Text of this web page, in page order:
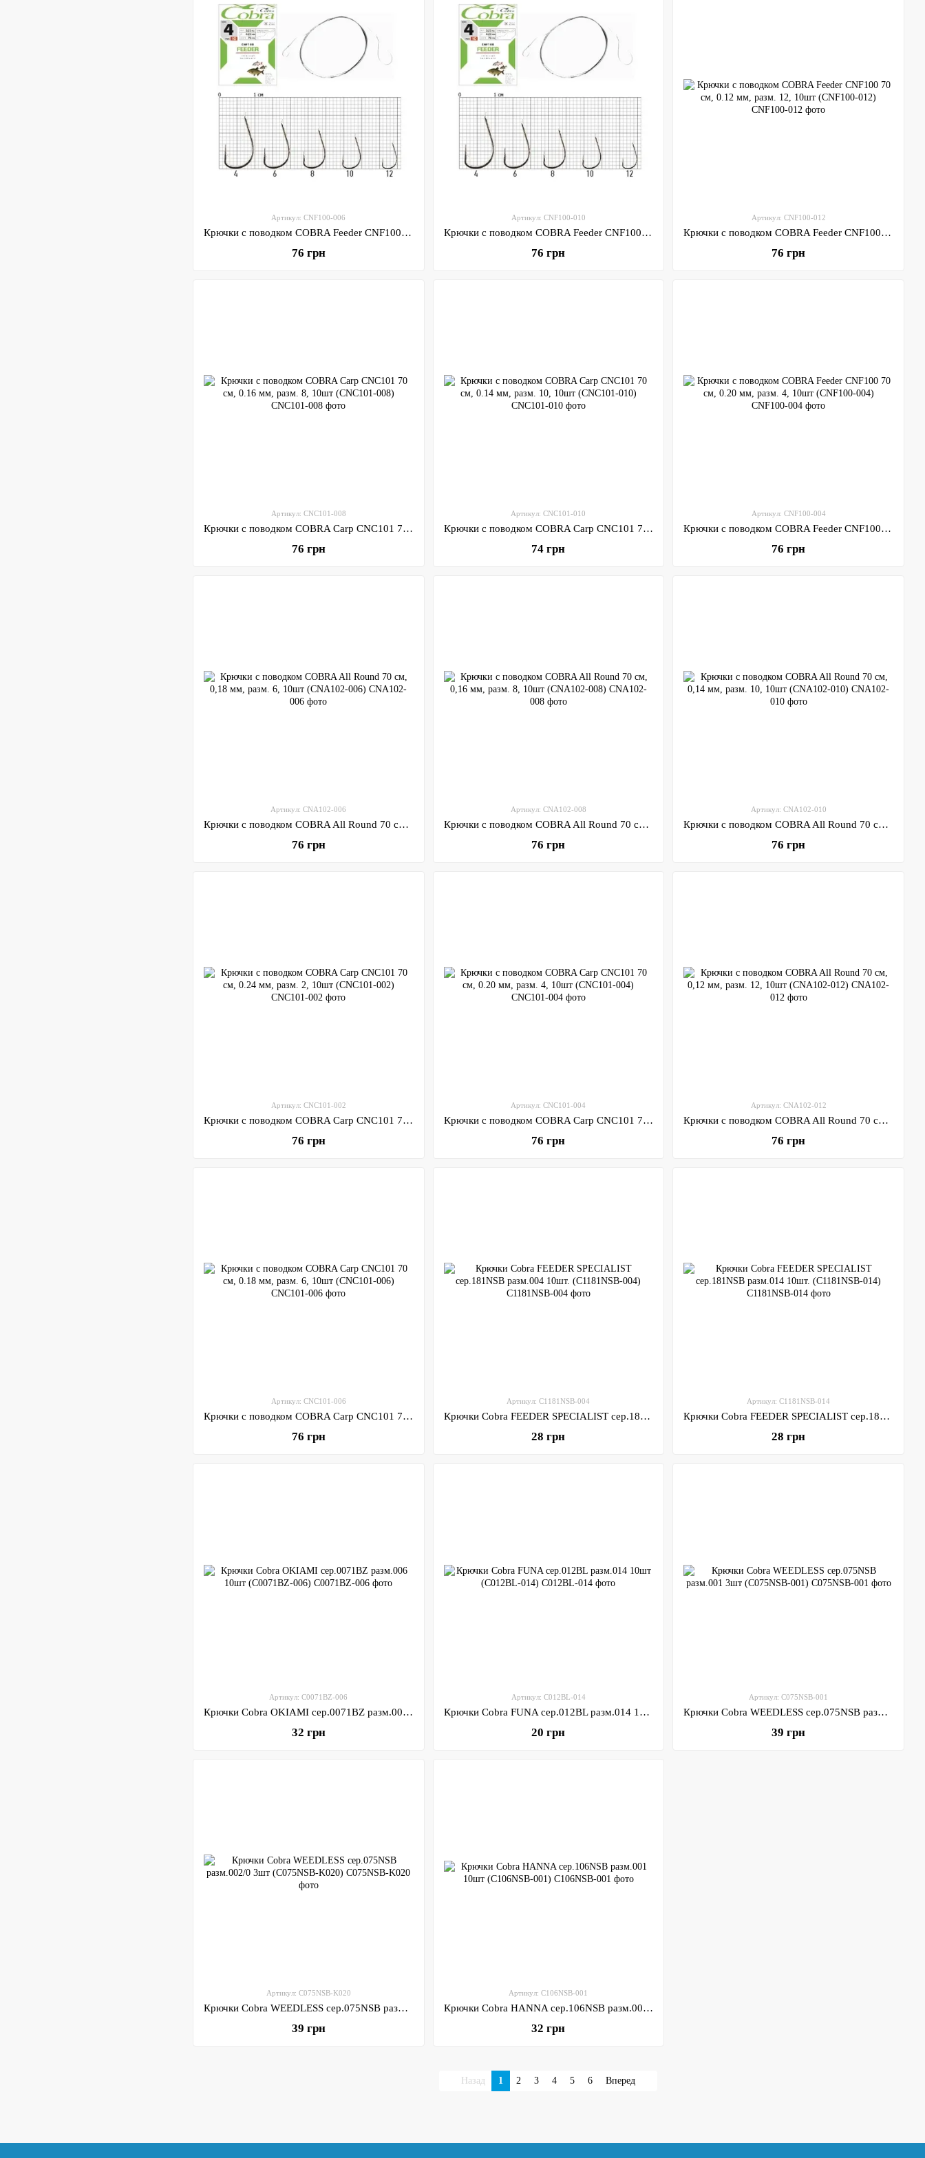
Артикул: CNF100-006
Крючки с поводком COBRA Feeder CNF100 70 см, 0.18 мм, разм. 6, 10шт (CNF100-006)
76 грн
Артикул: CNF100-010
Крючки с поводком COBRA Feeder CNF100 70 см, 0.14 мм, разм. 10, 10шт (CNF100-010)
76 грн
Артикул: CNF100-012
Крючки с поводком COBRA Feeder CNF100 70 см, 0.12 мм, разм. 12, 10шт (CNF100-012)
76 грн
Артикул: CNC101-008
Крючки с поводком COBRA Carp CNC101 70 см, 0.16 мм, разм. 8, 10шт (CNC101-008)
76 грн
Артикул: CNC101-010
Крючки с поводком COBRA Carp CNC101 70 см, 0.14 мм, разм. 10, 10шт (CNC101-010)
74 грн
Артикул: CNF100-004
Крючки с поводком COBRA Feeder CNF100 70 см, 0.20 мм, разм. 4, 10шт (CNF100-004)
76 грн
Артикул: CNA102-006
Крючки с поводком COBRA All Round 70 см, 0,18 мм, разм. 6, 10шт (CNA102-006)
76 грн
Артикул: CNA102-008
Крючки с поводком COBRA All Round 70 см, 0,16 мм, разм. 8, 10шт (CNA102-008)
76 грн
Артикул: CNA102-010
Крючки с поводком COBRA All Round 70 см, 0,14 мм, разм. 10, 10шт (CNA102-010)
76 грн
Артикул: CNC101-002
Крючки с поводком COBRA Carp CNC101 70 см, 0.24 мм, разм. 2, 10шт (CNC101-002)
76 грн
Артикул: CNC101-004
Крючки с поводком COBRA Carp CNC101 70 см, 0.20 мм, разм. 4, 10шт (CNC101-004)
76 грн
Артикул: CNA102-012
Крючки с поводком COBRA All Round 70 см, 0,12 мм, разм. 12, 10шт (CNA102-012)
76 грн
Артикул: CNC101-006
Крючки с поводком COBRA Carp CNC101 70 см, 0.18 мм, разм. 6, 10шт (CNC101-006)
76 грн
Артикул: C1181NSB-004
Крючки Cobra FEEDER SPECIALIST сер.181NSB разм.004 10шт. (C1181NSB-004)
28 грн
Артикул: C1181NSB-014
Крючки Cobra FEEDER SPECIALIST сер.181NSB разм.014 10шт. (C1181NSB-014)
28 грн
Артикул: C0071BZ-006
Крючки Cobra OKIAMI сер.0071BZ разм.006 10шт (C0071BZ-006)
32 грн
Артикул: C012BL-014
Крючки Cobra FUNA сер.012BL разм.014 10шт (C012BL-014)
20 грн
Артикул: C075NSB-001
Крючки Cobra WEEDLESS сер.075NSB разм.001 3шт (C075NSB-001)
39 грн
Артикул: C075NSB-K020
Крючки Cobra WEEDLESS сер.075NSB разм.002/0 3шт (C075NSB-K020)
39 грн
Артикул: C106NSB-001
Крючки Cobra HANNA сер.106NSB разм.001 10шт (C106NSB-001)
32 грн
Назад 1 2 3 4 5 6 Вперед